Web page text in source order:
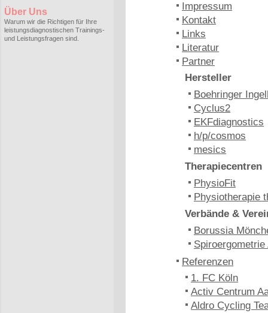
Über Uns
Warum wir die Richtigen für Ihre
leistungsdiagnostischen Trainings-
und Leistungsfragen sind.
Impressum
Kontakt
Links
Literatur
Partner
Hersteller
Boehringer
Cyclus2
EKFdiagnostics
h/p/cosmos
mesics
Therapiecentren
PhysioFit
Physiotherapie
Verbände &
Borussia
Spiroergometrie
Referenzen
1. FC Köln
Activ Centrum
Aldro Cycling